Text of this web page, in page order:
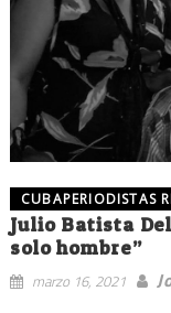
CUBAPERIODISTAS
Julio Batista
solo hombre”
marzo 16, 2021